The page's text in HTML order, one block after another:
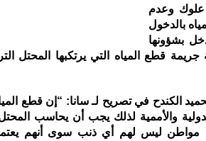
علوك وعدم
بالدخول
بشؤونها
قطع المياه التي يرتكبها المحتل
الكندح في تصريح لـ سانا: “إن قطع
والأممية لذلك يجب أن يحاسب
مواطن ليس لهم أي ذنب سوى أنهم